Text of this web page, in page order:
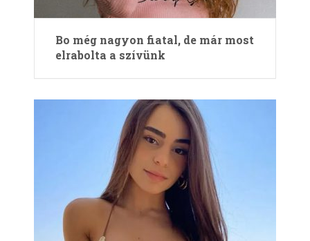
Bo még nagyon fiatal, de már most
elrabolta a szívünk